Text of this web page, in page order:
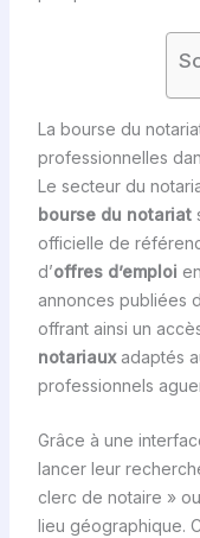
La bourse du
professionnelles
Le secteur du
bourse du notariat
officielle de
d’offres d’emploi
annonces publiées
offrant ainsi un
notariauxadaptés
professionnels
Grâce à une
lancer leur
clerc de notaire »
lieu géographique.